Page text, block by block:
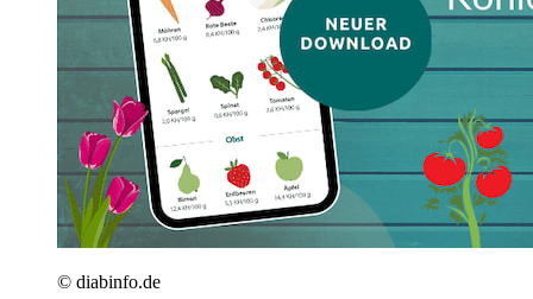
© diabinfo.de